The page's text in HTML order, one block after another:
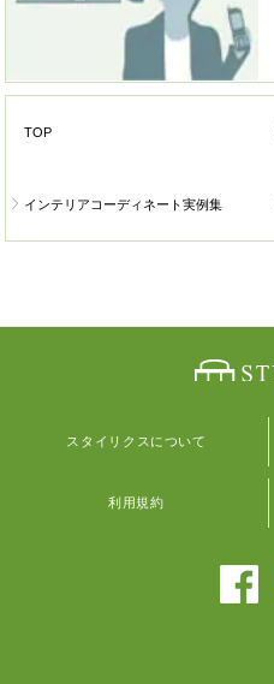
TOP
インテリアコーディネート実例集
スタイリクスについて
利用規約